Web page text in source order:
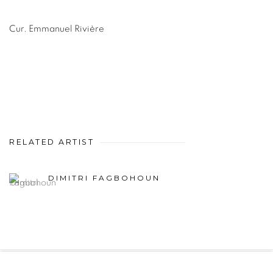
Cur. Emmanuel Rivière
RELATED ARTIST
DIMITRI FAGBOHOUN